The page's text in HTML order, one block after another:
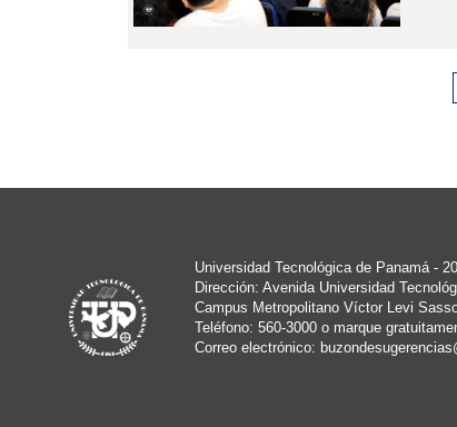
Universidad Tecnológica de Panamá -
Dirección: Avenida Universidad
Campus Metropolitano Víctor Levi
Teléfono: 560-3000 o marque
Correo electrónico: